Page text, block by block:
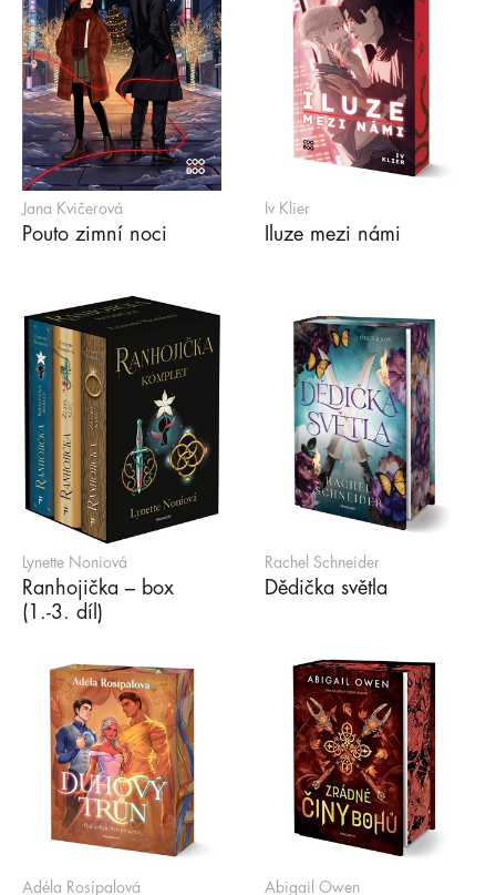
Jana Kvičerová
Pouto zimní noci
Iv Klier
Iluze mezi námi
Lynette Noniová
Ranhojička – box
(1.-3. díl)
Rachel Schneider
Dědička světla
Adéla Rosípalová Abigail Owen